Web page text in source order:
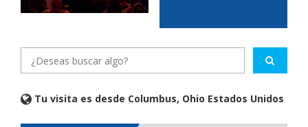
Tu visita es desde Columbus, Ohio Estados Unidos